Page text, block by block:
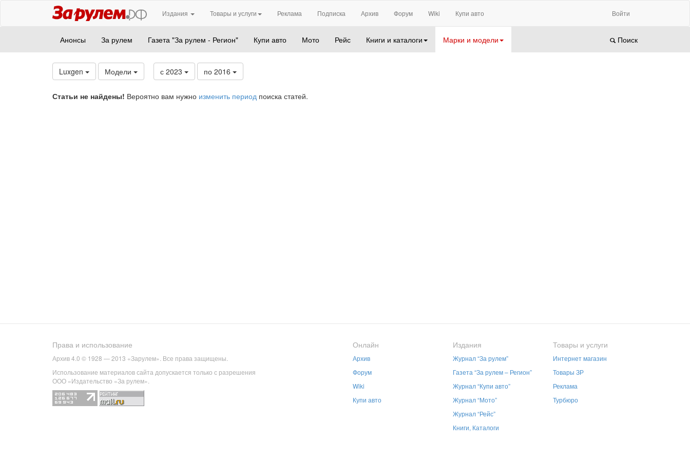
Издания Товары и услуги Реклама Подписка Архив Форум Wiki Купи авто Войти
Анонсы За рулем Газета "За рулем - Регион" Купи авто Мото Рейс Книги и каталоги Марки и модели Поиск
Luxgen Модели с 2023 по 2016
Статьи не найдены! Вероятно вам нужно изменить период поиска статей.
Права и использование
Архив 4.0 © 1928 — 2013 «Зарулем». Все права защищены.
Использование материалов сайта допускается только с разрешения
ООО «Издательство «За рулем».
Онлайн
Архив
Форум
Wiki
Купи авто
Издания
Журнал “За рулем”
Газета “За рулем – Регион”
Журнал “Купи авто”
Журнал “Мото”
Журнал “Рейс”
Книги, Каталоги
Товары и услуги
Интернет магазин
Товары ЗР
Реклама
Турбюро